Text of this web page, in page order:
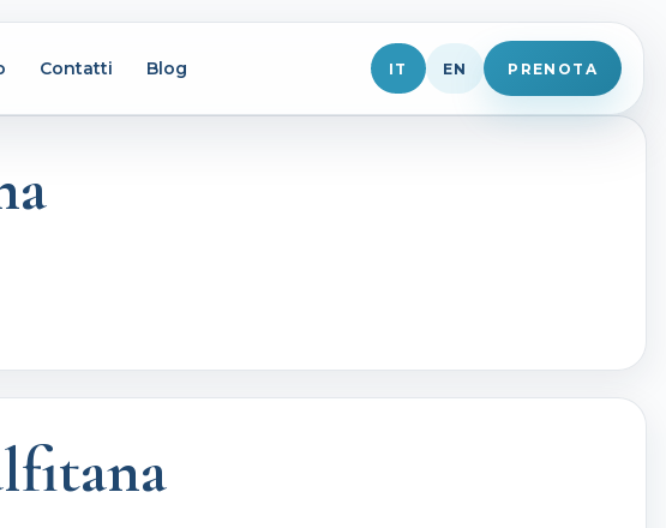
Contatti Blog IT EN PRENOTA